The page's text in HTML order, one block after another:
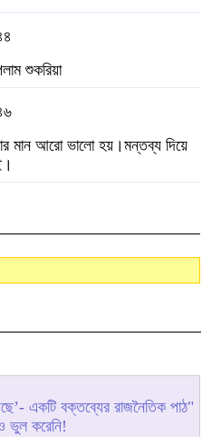
শুকরিয়া
মান আরো ভালো হয়।মন্তব্য দিয়ে
একটি বক্তব্যের রাজনৈতিক পাঠ"
ভুল করেনি!